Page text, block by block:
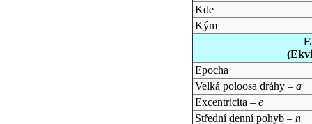
Kde
Kým
Epocha
Velká poloosa dráhy – a
Excentricita – e
Střední denní pohyb – n